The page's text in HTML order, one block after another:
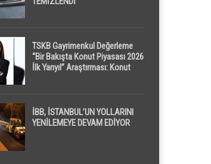
TSKB Gayrimenkul Değerleme
“Bir Bakışta Konut Piyasası 2026
İlk Yarıyıl” Araştırması: Konut
Dikkat Çekti
İBB, İSTANBUL’UN YOLLARINI
YENİLEMEYE DEVAM EDİYOR